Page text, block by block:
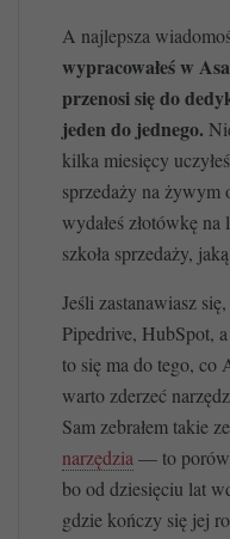
A najlepsza
wypracowałeś w
przenosi się do
jeden do jednego.
kilka miesięcy
sprzedaży na żywym
wydałeś złotówkę
szkoła sprzedaży,
Jeśli zastanawiasz się,
Pipedrive, HubSpot,
to się ma do tego, co
warto zderzeć
Sam zebrałem takie
narzędzia — to
bo od dziesięciu lat
gdzie kończy się jej